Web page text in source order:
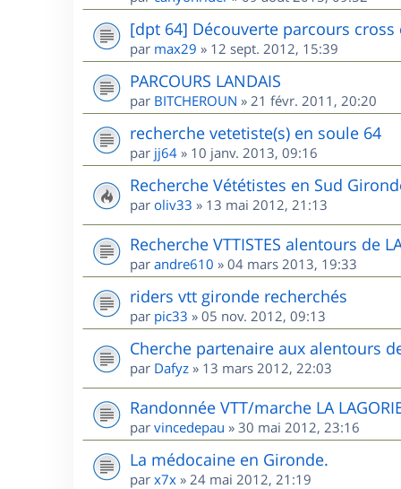
[dpt 64] Découverte parcours cross
par max29 » 12 sept. 2012, 15:39
PARCOURS LANDAIS
par BITCHEROUN » 21 févr. 2011, 20:20
recherche vetetiste(s) en soule 64
par jj64 » 10 janv. 2013, 09:16
Recherche Vététistes en Sud
par oliv33 » 13 mai 2012, 21:13
Recherche VTTISTES alentours de
par andre610 » 04 mars 2013, 19:33
riders vtt gironde recherchés
par pic33 » 05 nov. 2012, 09:13
Cherche partenaire aux alentours
par Dafyz » 13 mars 2012, 22:03
Randonnée VTT/marche LA
par vincedepau » 30 mai 2012, 23:16
La médocaine en Gironde.
par x7x » 24 mai 2012, 21:19